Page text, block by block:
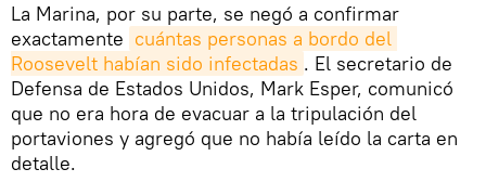
La Marina, por su parte, se negó a confirmar
exactamente cuántas personas a bordo del
Roosevelt habían sido infectadas . El secretario de
Defensa de Estados Unidos, Mark Esper, comunicó
que no era hora de evacuar a la tripulación del
portaviones y agregó que no había leído la carta en
detalle.